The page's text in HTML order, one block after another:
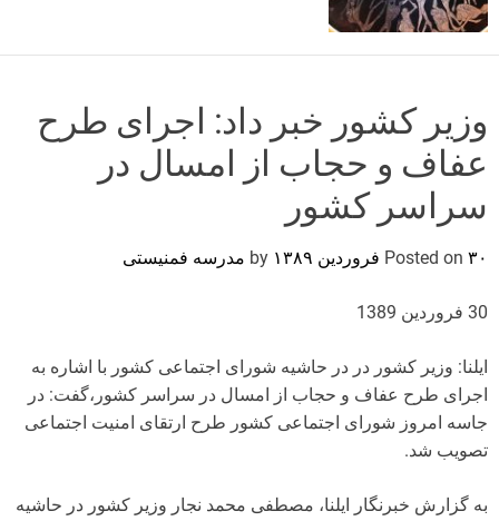
d
e
وزیر کشور خبر داد: اجرای طرح
عفاف و حجاب از امسال در
سراسر کشور
Posted on ۳۰ فروردین ۱۳۸۹ مدرسه فمنیستی
30 فروردین 1389
ایلنا: وزیر کشور در در حاشیه شورای اجتماعی کشور با اشاره به
اجرای طرح عفاف و حجاب از امسال در سراسر کشور،گفت: در
جاسه امروز شورای اجتماعی کشور طرح ارتقای امنیت اجتماعی
تصویب شد.
به گزارش خبرنگار ایلنا، مصطفی محمد نجار وزیر کشور در حاشیه